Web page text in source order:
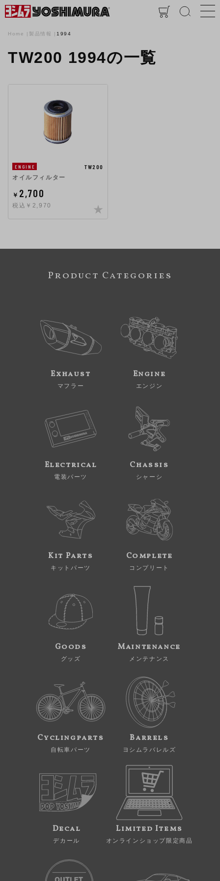
Home 製品情報 1994
TW200 1994の一覧
ENGINE
TW200
オイルフィルター
￥ 2,700
税込￥2,970
Product Categories
Exhaust
マフラー
Engine
エンジン
Electrical
電装パーツ
Chassis
シャーシ
Kit Parts
キットパーツ
Complete
コンプリート
Goods
グッズ
Maintenance
メンテナンス
Cyclingparts
自転車パーツ
Barrels
ヨシムラバレルズ
Decal
デカール
Limited Items
オンラインショップ限定商品